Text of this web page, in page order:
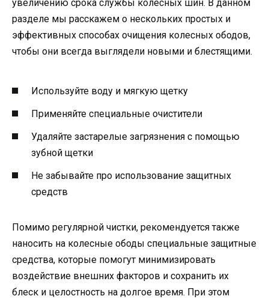
увеличению срока службы колесных шин. В данном
разделе мы расскажем о нескольких простых и
эффективных способах очищения колесных ободов,
чтобы они всегда выглядели новыми и блестящими.
Используйте воду и мягкую щетку
Применяйте специальные очистители
Удаляйте застарелые загрязнения с помощью
зубной щетки
Не забывайте про использование защитных
средств
Помимо регулярной чистки, рекомендуется также
наносить на колесные ободы специальные защитные
средства, которые помогут минимизировать
воздействие внешних факторов и сохранить их
блеск и целостность на долгое время. При этом